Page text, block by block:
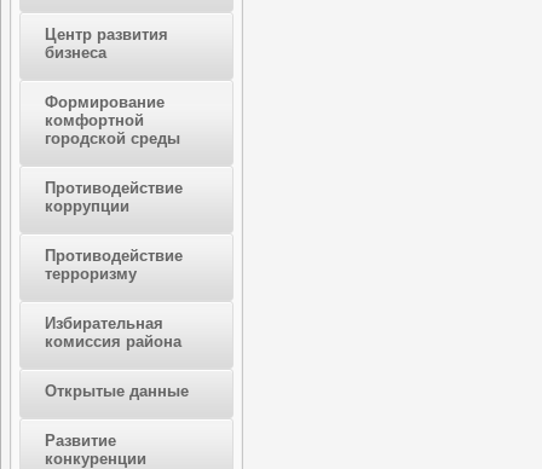
Центр развития
бизнеса
Формирование
комфортной
городской среды
Противодействие
коррупции
Противодействие
терроризму
Избирательная
комиссия района
Открытые данные
Развитие
конкуренции